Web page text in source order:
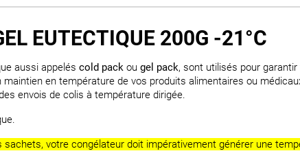
EUTECTIQUE 200G -21°C
aussi appelés cold pack ou gel pack, sont utilisés pour
maintien en température de vos produits alimentaires ou
envois de colis à température dirigée.
votre congélateur doit impérativement générer une